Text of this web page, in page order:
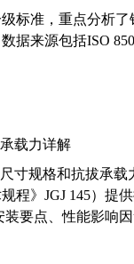
标准，重点分析了
据来源包括ISO
载力详解
寸规格和抗拔承
程》JGJ 145）
要点、性能影响